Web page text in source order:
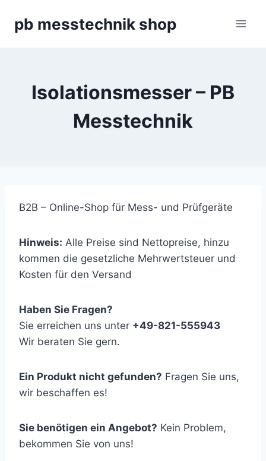
Inhaltpb messtechnik shop
Isolationsmesser – PB
Messtechnik
B2B – Online-Shop für Mess- und Prüfgeräte
Hinweis: Alle Preise sind Nettopreise, hinzu
kommen die gesetzliche Mehrwertsteuer und
Kosten für den Versand
Haben Sie Fragen?
Sie erreichen uns unter +49-821-555943
Wir beraten Sie gern.
Ein Produkt nicht gefunden? Fragen Sie uns,
wir beschaffen es!
Sie benötigen ein Angebot? Kein Problem,
bekommen Sie von uns!